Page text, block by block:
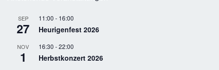
SEP
27
11:00 - 16:00
Heurigenfest 2026
NOV
1
16:30 -22:00
Herbstkonzert 2026